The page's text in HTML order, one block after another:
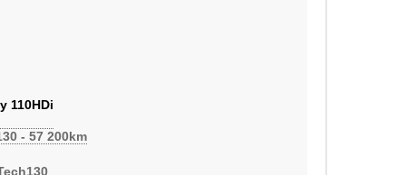
110HDi
- 57 200km